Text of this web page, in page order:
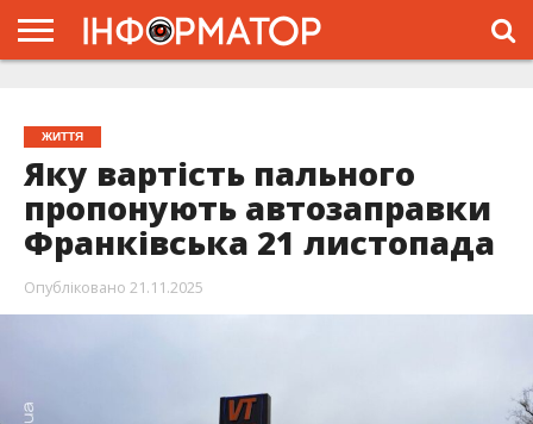
ЖИТТЯ
Яку вартість пального
пропонують автозаправки
Франківська 21 листопада
Опубліковано 21.11.2025